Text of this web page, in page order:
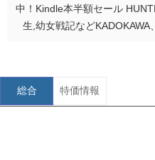
中！Kindle本半額セール
生,幼女戦記などKADOKAWA
総合 特価情報